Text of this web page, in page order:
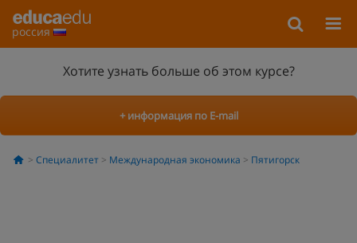
россия
Хотите узнать больше об этом курсе?
+ информация по E-mail
Специалитет Международная экономика Пятигорск